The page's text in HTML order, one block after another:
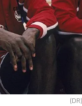
(DR)